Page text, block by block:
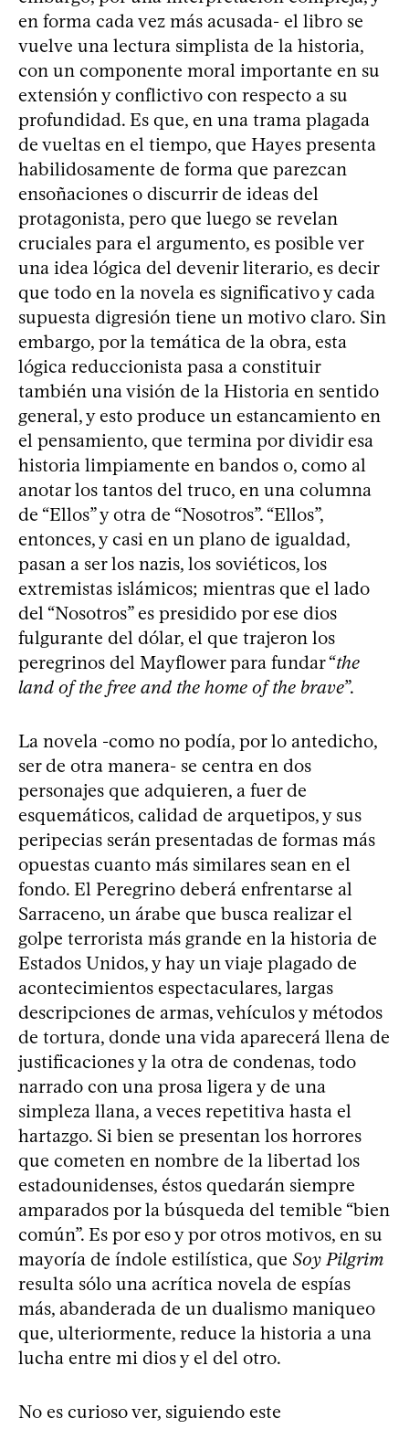
en forma cada vez más acusada- el libro se
vuelve una lectura simplista de la historia,
con un componente moral importante en su
extensión y conflictivo con respecto a su
profundidad. Es que, en una trama plagada
de vueltas en el tiempo, que Hayes presenta
habilidosamente de forma que parezcan
ensoñaciones o discurrir de ideas del
protagonista, pero que luego se revelan
cruciales para el argumento, es posible ver
una idea lógica del devenir literario, es decir
que todo en la novela es significativo y cada
supuesta digresión tiene un motivo claro. Sin
embargo, por la temática de la obra, esta
lógica reduccionista pasa a constituir
también una visión de la Historia en sentido
general, y esto produce un estancamiento en
el pensamiento, que termina por dividir esa
historia limpiamente en bandos o, como al
anotar los tantos del truco, en una columna
de “Ellos” y otra de “Nosotros”. “Ellos”,
entonces, y casi en un plano de igualdad,
pasan a ser los nazis, los soviéticos, los
extremistas islámicos; mientras que el lado
del “Nosotros” es presidido por ese dios
fulgurante del dólar, el que trajeron los
peregrinos del Mayflower para fundar “the
land of the free and the home of the brave”.
La novela -como no podía, por lo antedicho,
ser de otra manera- se centra en dos
personajes que adquieren, a fuer de
esquemáticos, calidad de arquetipos, y sus
peripecias serán presentadas de formas más
opuestas cuanto más similares sean en el
fondo. El Peregrino deberá enfrentarse al
Sarraceno, un árabe que busca realizar el
golpe terrorista más grande en la historia de
Estados Unidos, y hay un viaje plagado de
acontecimientos espectaculares, largas
descripciones de armas, vehículos y métodos
de tortura, donde una vida aparecerá llena de
justificaciones y la otra de condenas, todo
narrado con una prosa ligera y de una
simpleza llana, a veces repetitiva hasta el
hartazgo. Si bien se presentan los horrores
que cometen en nombre de la libertad los
estadounidenses, éstos quedarán siempre
amparados por la búsqueda del temible “bien
común”. Es por eso y por otros motivos, en su
mayoría de índole estilística, que Soy Pilgrim
resulta sólo una acrítica novela de espías
más, abanderada de un dualismo maniqueo
que, ulteriormente, reduce la historia a una
lucha entre mi dios y el del otro.
No es curioso ver, siguiendo este